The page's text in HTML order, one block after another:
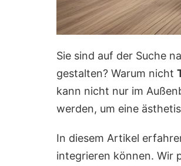
Sie sind auf der Suche
gestalten? Warum nicht
kann nicht nur im
werden, um eine
In diesem Artikel
integrieren können. Wir